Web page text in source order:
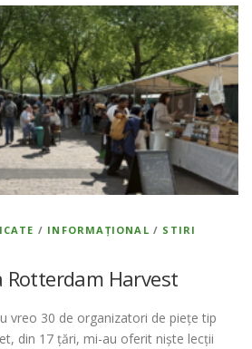
/ INFORMAȚIONAL / STIRI
Rotterdam Harvest
vreo 30 de organizatori de piețe tip
din 17 țări, mi-au oferit niște lecții